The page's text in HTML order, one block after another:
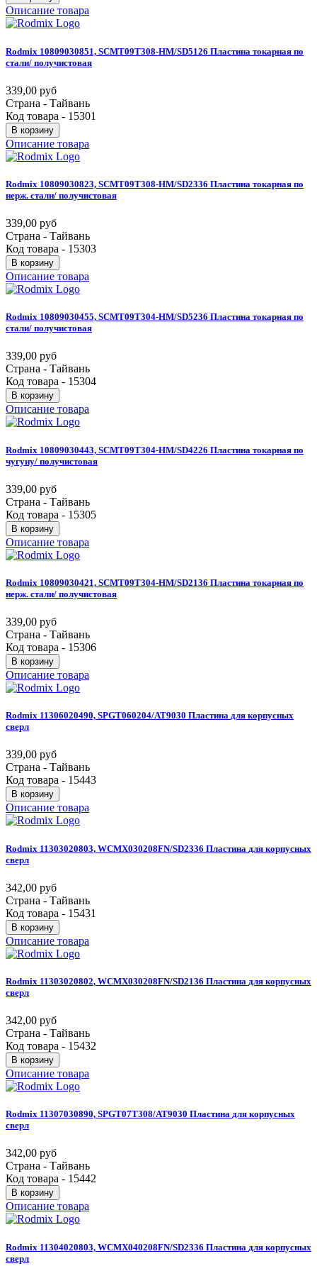
Описание товара
Rodmix 10809030851, SCMT09T308-HM/SD5126 Пластина токарная по
стали/ получистовая
339,00 руб
Страна - Тайвань
Код товара - 15301
В корзину
Описание товара
Rodmix 10809030823, SCMT09T308-HM/SD2336 Пластина токарная по
нерж. стали/ получистовая
339,00 руб
Страна - Тайвань
Код товара - 15303
В корзину
Описание товара
Rodmix 10809030455, SCMT09T304-HM/SD5236 Пластина токарная по
стали/ получистовая
339,00 руб
Страна - Тайвань
Код товара - 15304
В корзину
Описание товара
Rodmix 10809030443, SCMT09T304-HM/SD4226 Пластина токарная по
чугуну/ получистовая
339,00 руб
Страна - Тайвань
Код товара - 15305
В корзину
Описание товара
Rodmix 10809030421, SCMT09T304-HM/SD2136 Пластина токарная по
нерж. стали/ получистовая
339,00 руб
Страна - Тайвань
Код товара - 15306
В корзину
Описание товара
Rodmix 11306020490, SPGT060204/AT9030 Пластина для корпусных
сверл
339,00 руб
Страна - Тайвань
Код товара - 15443
В корзину
Описание товара
Rodmix 11303020803, WCMX030208FN/SD2336 Пластина для корпусных
сверл
342,00 руб
Страна - Тайвань
Код товара - 15431
В корзину
Описание товара
Rodmix 11303020802, WCMX030208FN/SD2136 Пластина для корпусных
сверл
342,00 руб
Страна - Тайвань
Код товара - 15432
В корзину
Описание товара
Rodmix 11307030890, SPGT07T308/AT9030 Пластина для корпусных
сверл
342,00 руб
Страна - Тайвань
Код товара - 15442
В корзину
Описание товара
Rodmix 11304020803, WCMX040208FN/SD2336 Пластина для корпусных
сверл